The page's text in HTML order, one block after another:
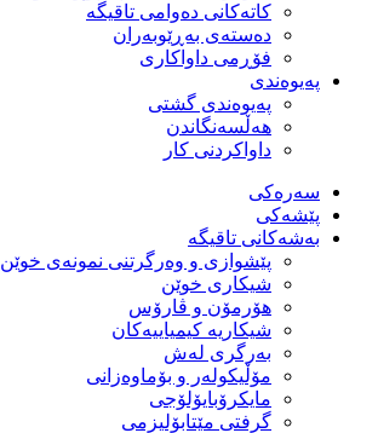
كاتەكانی دەوامی تاقیگە
دەستەی بەڕێوبەران
فۆڕمی داواكاری
پەیوەندی
پەیوەندی گشتی
هەڵسەنگاندن
داواكردنی كار
سەرەکی
پێشەکی
بەشەكانی تاقیگە
پێشوازی و وەرگرتنی نمونەی خوێن
شیكاری خوێن
هۆرمۆن و ڤارۆس
شیكاریە كیمیاییەكان
بەرگری لەش
مۆڵیكولەر و بۆماوەزانی
مایكرۆبایۆلۆجی
گرفتی مێتابۆلیزمی